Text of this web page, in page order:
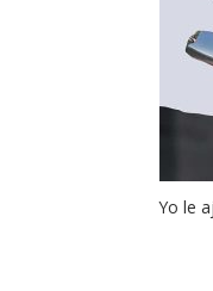
Yo le